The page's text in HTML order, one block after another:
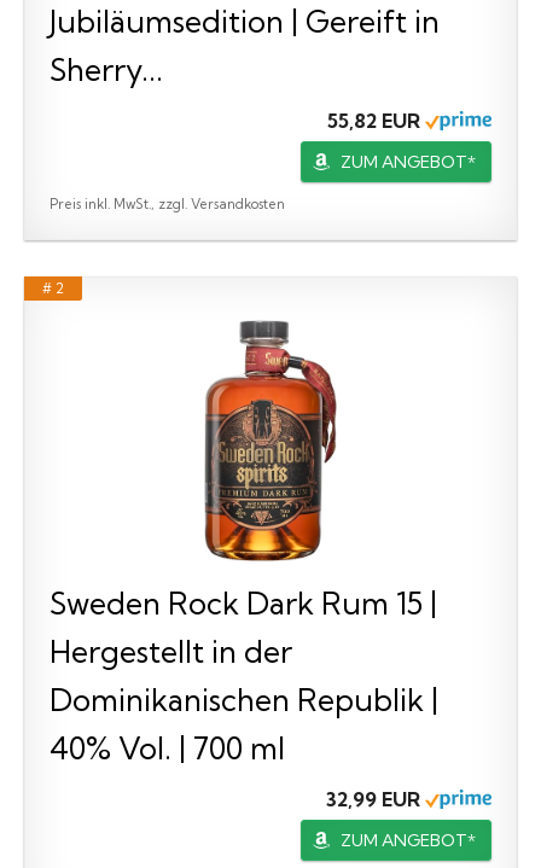
Jubiläumsedition | Gereift in
Sherry...
55,82 EUR
ZUM ANGEBOT*
Preis inkl. MwSt., zzgl. Versandkosten
# 2
Sweden Rock Dark Rum 15 |
Hergestellt in der
Dominikanischen Republik |
40% Vol. | 700 ml
32,99 EUR
ZUM ANGEBOT*